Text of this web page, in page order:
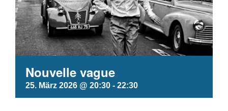
Nouvelle vague
25. März 2026 @ 20:30 - 22:30